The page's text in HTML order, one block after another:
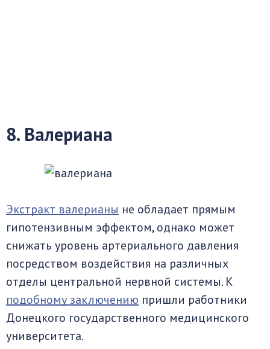
8. Валериана
Экстракт валерианы не обладает прямым
гипотензивным эффектом, однако может
снижать уровень артериального давления
посредством воздействия на различных
отделы центральной нервной системы. К
подобному заключению пришли работники
Донецкого государственного медицинского
университета.